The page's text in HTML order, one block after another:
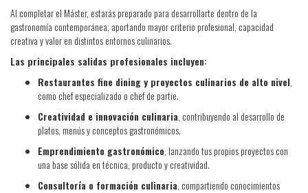
Al completar el Máster, estarás preparado para desarrollarte dentro de la
gastronomía contemporánea, aportando mayor criterio profesional, capacidad
creativa y valor en distintos entornos culinarios.
Las principales salidas profesionales incluyen:
Restaurantes fine dining y proyectos culinarios de alto nivel,
como chef especializado o chef de partie.
Creatividad e innovación culinaria, contribuyendo al desarrollo de
platos, menús y conceptos gastronómicos.
Emprendimiento gastronómico, lanzando tus propios proyectos con
una base sólida en técnica, producto y creatividad.
Consultoría o formación culinaria, compartiendo conocimientos